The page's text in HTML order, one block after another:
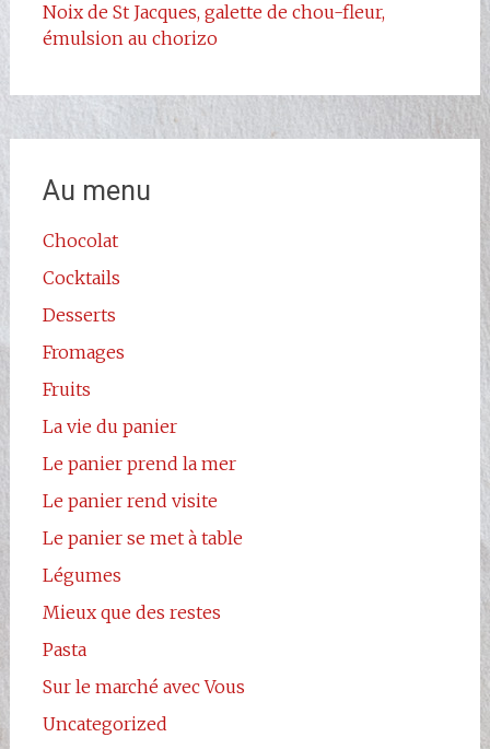
Noix de St Jacques, galette de chou-fleur,
émulsion au chorizo
Au menu
Chocolat
Cocktails
Desserts
Fromages
Fruits
La vie du panier
Le panier prend la mer
Le panier rend visite
Le panier se met à table
Légumes
Mieux que des restes
Pasta
Sur le marché avec Vous
Uncategorized